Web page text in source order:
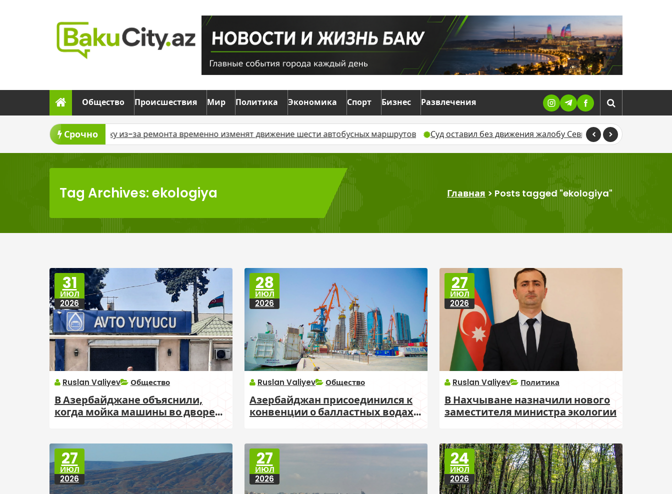
Общество Происшествия Мир Политика Экономика Спорт Бизнес Развлечения
Срочно
из-за ремонта временно изменят движение шести автобусных маршрутов Суд оставил без движения жалобу Севиндж Гусейновой против журналистки
Tag Archives: ekologiya Главная > Posts tagged "ekologiya"
31
ИЮЛ
2026
Ruslan Valiyev Общество
В Азербайджане объяснили,
когда мойка машины во дворе
28
ИЮЛ
2026
Ruslan Valiyev Общество
Азербайджан присоединился к
конвенции о балластных водах
27
ИЮЛ
2026
Ruslan Valiyev Политика
В Нахчыване назначили нового
заместителя министра экологии
27
ИЮЛ
2026
27
ИЮЛ
2026
24
ИЮЛ
2026